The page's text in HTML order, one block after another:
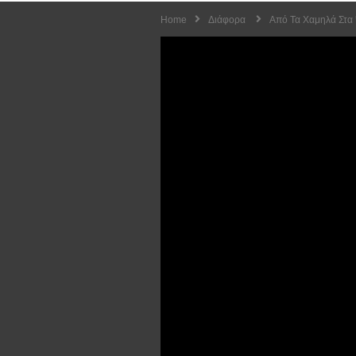
Home Διάφορα Από Τα Χαμηλά Στα